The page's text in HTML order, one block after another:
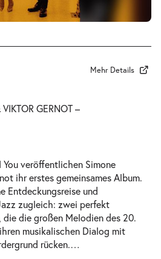
Mehr Details
GERNOT –
veröffentlichen Simone
ihr erstes gemeinsames Album.
Entdeckungsreise und
zugleich: zwei perfekt
die die großen Melodien des 20.
musikalischen Dialog mit
rücken.…